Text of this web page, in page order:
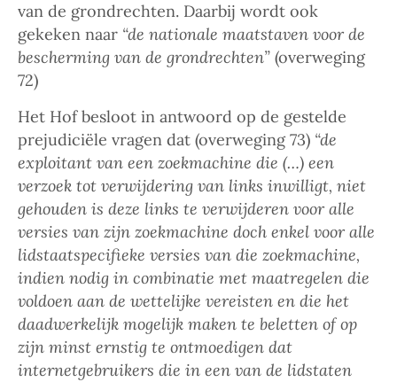
van de grondrechten. Daarbij wordt ook
gekeken naar “de nationale maatstaven voor de
bescherming van de grondrechten” (overweging
72)
Het Hof besloot in antwoord op de gestelde
prejudiciële vragen dat (overweging 73) “de
exploitant van een zoekmachine die (…) een
verzoek tot verwijdering van links inwilligt, niet
gehouden is deze links te verwijderen voor alle
versies van zijn zoekmachine doch enkel voor alle
lidstaatspecifieke versies van die zoekmachine,
indien nodig in combinatie met maatregelen die
voldoen aan de wettelijke vereisten en die het
daadwerkelijk mogelijk maken te beletten of op
zijn minst ernstig te ontmoedigen dat
internetgebruikers die in een van de lidstaten